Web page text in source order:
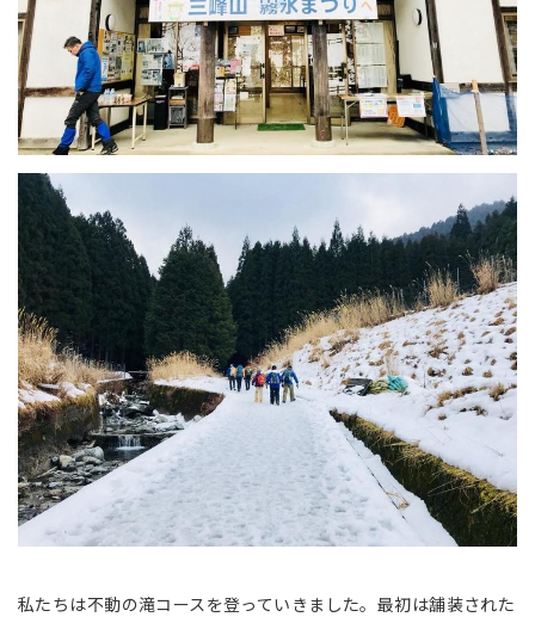
私たちは不動の滝コースを登っていきました。最初は舗装された